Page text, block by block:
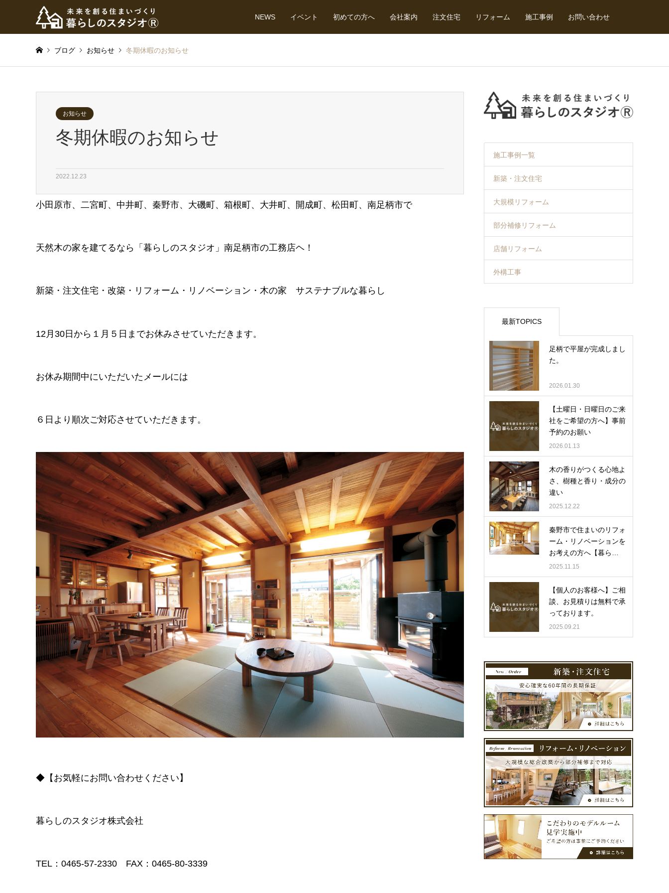
NEWS イベント 初めての方へ 会社案内 注文住宅 リフォーム 施工事例 お問い合わせ
ブログ お知らせ 冬期休暇のお知らせ
お知らせ
冬期休暇のお知らせ
2022.12.23
小田原市、二宮町、中井町、秦野市、大磯町、箱根町、大井町、開成町、松田町、南足柄市で
天然木の家を建てるなら「暮らしのスタジオ」南足柄市の工務店ヘ！
新築・注文住宅・改築・リフォーム・リノベーション・木の家 サステナブルな暮らし
12月30日から１月５日までお休みさせていただきます。
お休み期間中にいただいたメールには
６日より順次ご対応させていただきます。
◆【お気軽にお問い合わせください】
暮らしのスタジオ株式会社
TEL：0465-57-2330 FAX：0465-80-3339
施工事例一覧
新築・注文住宅
大規模リフォーム
部分補修リフォーム
店舗リフォーム
外構工事
最新TOPICS
足柄で平屋が完成しまし
た。
2026.01.30
【土曜日・日曜日のご来
社をご希望の方へ】事前
予約のお願い
2026.01.13
木の香りがつくる心地よ
さ、樹種と香り・成分の
違い
2025.12.22
秦野市で住まいのリフォ
ーム・リノベーションを
お考えの方へ【暮ら…
2025.11.15
【個人のお客様へ】ご相
談、お見積りは無料で承
っております。
2025.09.21